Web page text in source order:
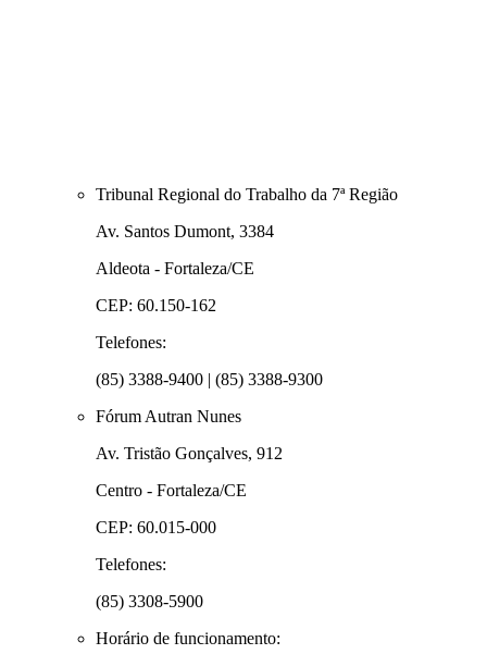
Tribunal Regional do Trabalho da 7ª Região
Av. Santos Dumont, 3384
Aldeota - Fortaleza/CE
CEP: 60.150-162
Telefones:
(85) 3388-9400 | (85) 3388-9300
Fórum Autran Nunes
Av. Tristão Gonçalves, 912
Centro - Fortaleza/CE
CEP: 60.015-000
Telefones:
(85) 3308-5900
Horário de funcionamento: